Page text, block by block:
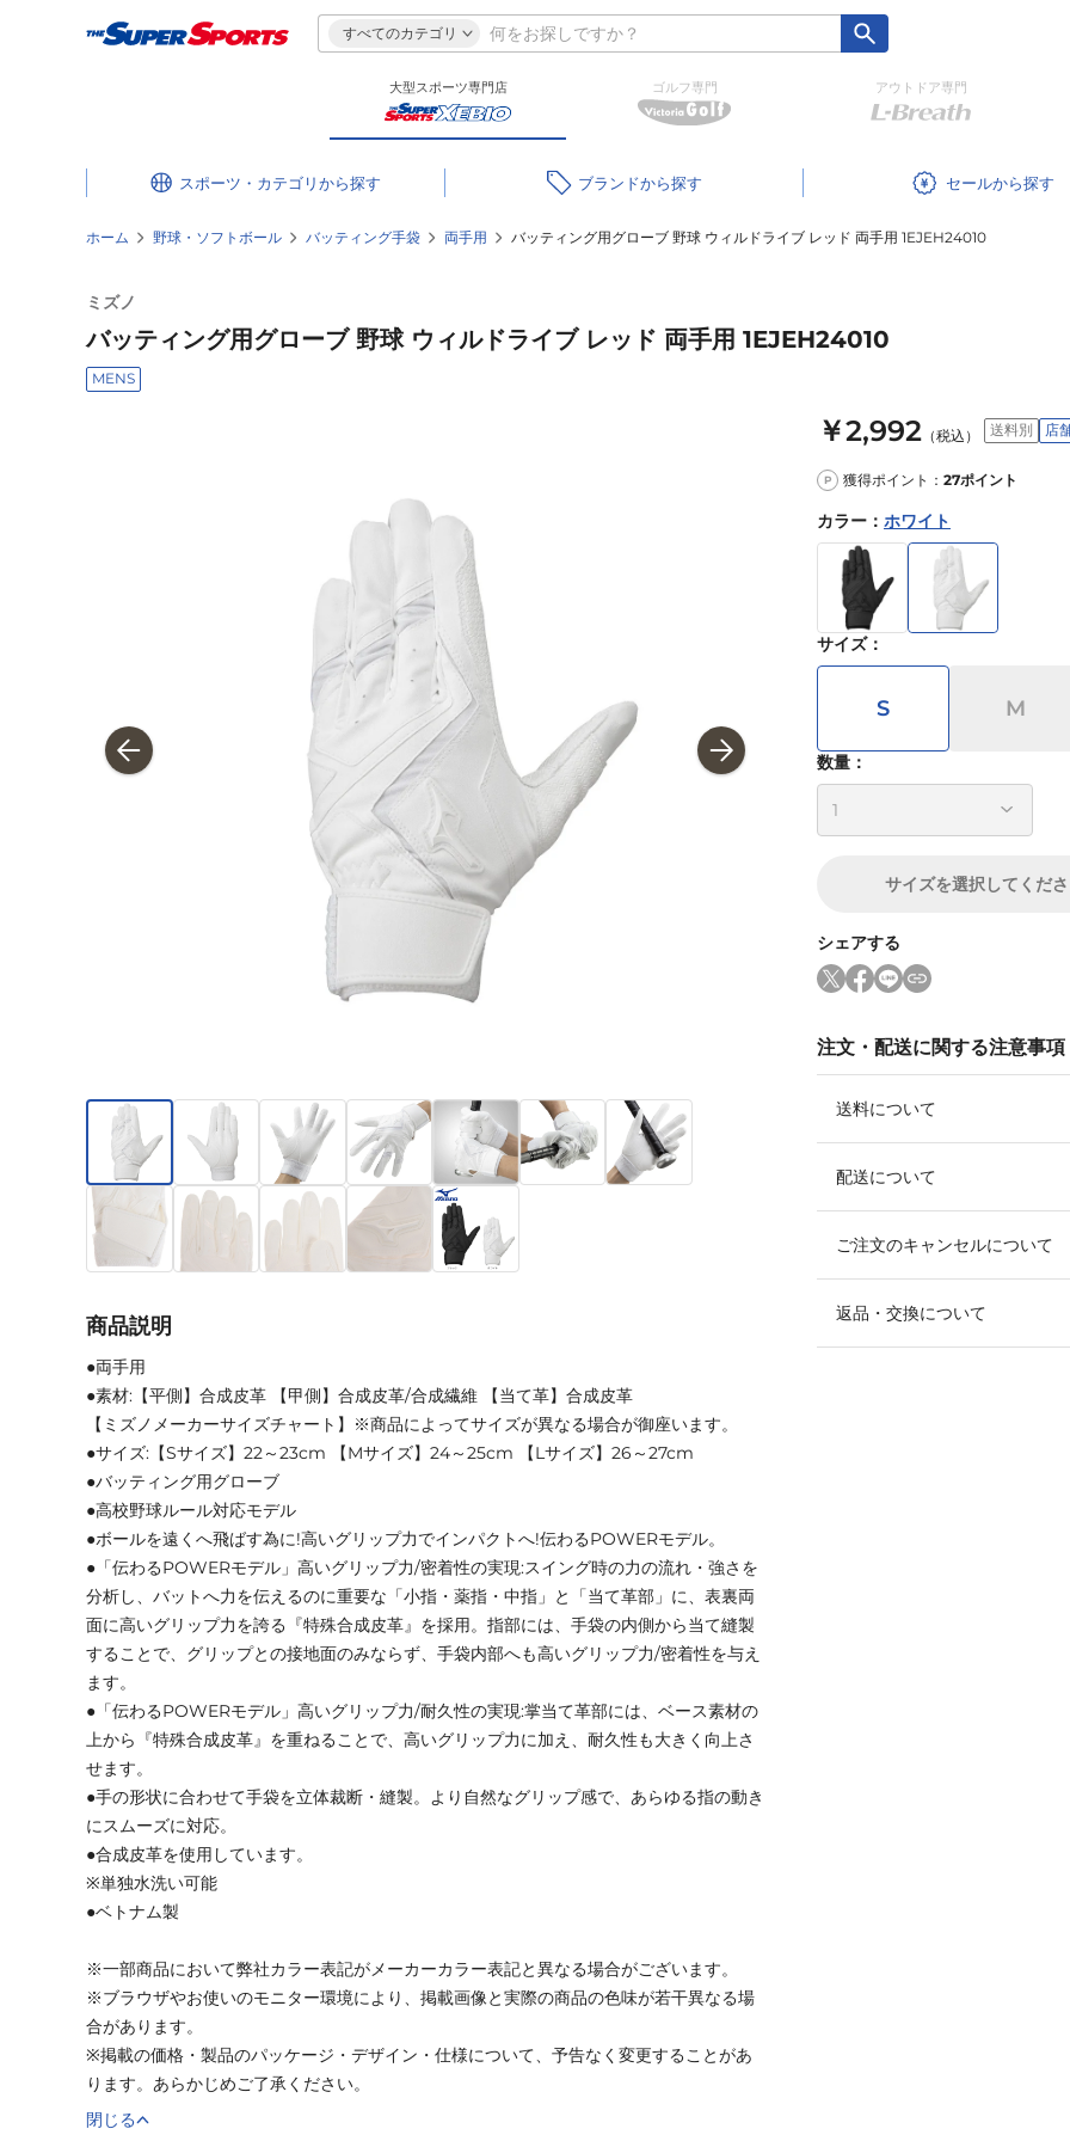
すべてのカテゴリ
大型スポーツ専門店 ゴルフ専門 アウトドア専門
スポーツ・カテゴリ ブランド セール
ホーム 野球・ソフトボール バッティング手袋 両手用 バッティング用グローブ 野球 ウィルドライブ レッド 両手用 1EJEH24010
ミズノ
バッティング用グローブ 野球 ウィルドライブ レッド 両手用 1EJEH24010
MENS
￥2,992 （税込） 送料別 店
P 獲得ポイント： 27ポイント
カラー ： ホワイト
サイズ：
S M
数量：
サイズを選択してくだ
シェアする
注文・配送に関する注意事項
送料について
配送について
ご注文のキャンセルについて
返品・交換について
商品説明
●両手用
●素材:【平側】合成皮革 【甲側】合成皮革/合成繊維 【当て革】合成皮革
【ミズノメーカーサイズチャート】※商品によってサイズが異なる場合が御座います。
●サイズ:【Sサイズ】22～23cm 【Mサイズ】24～25cm 【Lサイズ】26～27cm
●バッティング用グローブ
●高校野球ルール対応モデル
●ボールを遠くへ飛ばす為に!高いグリップ力でインパクトへ!伝わるPOWERモデル。
●「伝わるPOWERモデル」高いグリップ力/密着性の実現:スイング時の力の流れ・強さを
分析し、バットへ力を伝えるのに重要な「小指・薬指・中指」と「当て革部」に、表裏両
面に高いグリップ力を誇る『特殊合成皮革』を採用。指部には、手袋の内側から当て縫製
することで、グリップとの接地面のみならず、手袋内部へも高いグリップ力/密着性を与え
ます。
●「伝わるPOWERモデル」高いグリップ力/耐久性の実現:掌当て革部には、ベース素材の
上から『特殊合成皮革』を重ねることで、高いグリップ力に加え、耐久性も大きく向上さ
せます。
●手の形状に合わせて手袋を立体裁断・縫製。より自然なグリップ感で、あらゆる指の動き
にスムーズに対応。
●合成皮革を使用しています。
※単独水洗い可能
●ベトナム製
※一部商品において弊社カラー表記がメーカーカラー表記と異なる場合がございます。
※ブラウザやお使いのモニター環境により、掲載画像と実際の商品の色味が若干異なる場
合があります。
※掲載の価格・製品のパッケージ・デザイン・仕様について、予告なく変更することがあ
ります。あらかじめご了承ください。
閉じる